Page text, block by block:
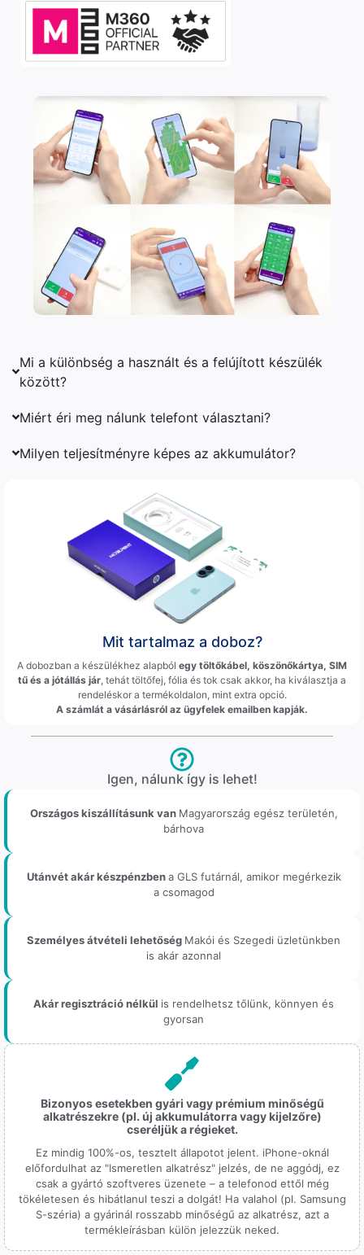
Mi a különbség a használt és a felújított készülék
között?
Miért éri meg nálunk telefont választani?
Milyen teljesítményre képes az akkumulátor?
Mit tartalmaz a doboz?
A dobozban a készülékhez alapból egy töltőkábel, köszönőkártya, SIM
tű és a jótállás jár , tehát töltőfej, fólia és tok csak akkor, ha kiválasztja a
rendeléskor a termékoldalon, mint extra opció.
A számlát a vásárlásról az ügyfelek emailben kapják.
Igen, nálunk így is lehet!
Országos kiszállításunk van Magyarország egész területén,
bárhova
Utánvét akár készpénzbena GLS futárnál, amikor megérkezik
a csomagod
Személyes átvételi lehetőség Makói és Szegedi üzletünkben
is akár azonnal
Akár regisztráció nélkül is rendelhetsz tőlünk, könnyen és
gyorsan
Bizonyos esetekben gyári vagy prémium minőségű
alkatrészekre (pl. új akkumulátorra vagy kijelzőre)
cseréljük a régieket.
Ez mindig 100%-os, tesztelt állapotot jelent. iPhone-oknál
előfordulhat az "Ismeretlen alkatrész" jelzés, de ne aggódj, ez
csak a gyártó szoftveres üzenete – a telefonod ettől még
tökéletesen és hibátlanul teszi a dolgát! Ha valahol (pl. Samsung
S-széria) a gyárinál rosszabb minőségű az alkatrész, azt a
termékleírásban külön jelezzük neked.